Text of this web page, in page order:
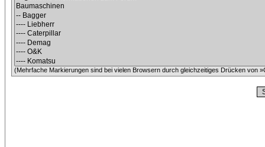
(Mehrfache Markierungen sind bei vielen Browsern durch gleichzeitiges Drücken von